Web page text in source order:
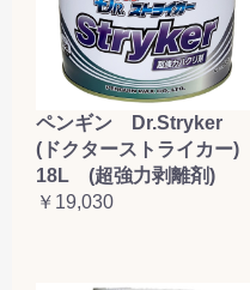
ペンギン Dr.Stryker
(ドクターストライカー)
18L (超強力剥離剤)
￥19,030